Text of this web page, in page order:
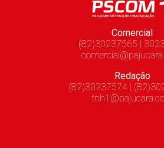
Comercial
(82)30237565 |
Redação
(82)30237574 |